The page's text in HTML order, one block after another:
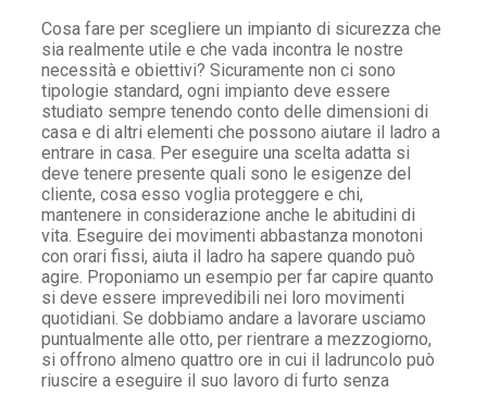
Cosa fare per scegliere un impianto di sicurezza che
sia realmente utile e che vada incontra le nostre
necessità e obiettivi? Sicuramente non ci sono
tipologie standard, ogni impianto deve essere
studiato sempre tenendo conto delle dimensioni di
casa e di altri elementi che possono aiutare il ladro a
entrare in casa. Per eseguire una scelta adatta si
deve tenere presente quali sono le esigenze del
cliente, cosa esso voglia proteggere e chi,
mantenere in considerazione anche le abitudini di
vita. Eseguire dei movimenti abbastanza monotoni
con orari fissi, aiuta il ladro ha sapere quando può
agire. Proponiamo un esempio per far capire quanto
si deve essere imprevedibili nei loro movimenti
quotidiani. Se dobbiamo andare a lavorare usciamo
puntualmente alle otto, per rientrare a mezzogiorno,
si offrono almeno quattro ore in cui il ladruncolo può
riuscire a eseguire il suo lavoro di furto senza